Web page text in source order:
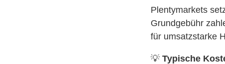
Plentymarkets
Grundgebühr
für umsatzstarke
💡Typische